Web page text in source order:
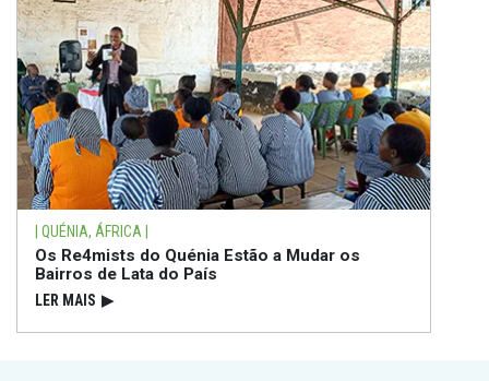
| QUÉNIA, ÁFRICA |
Os Re4mists do Quénia Estão a Mudar os
Bairros de Lata do País
LER MAIS ▶